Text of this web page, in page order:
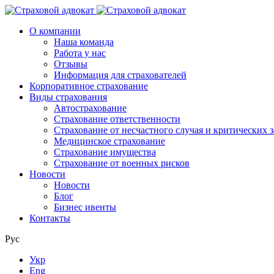
О компании
Наша команда
Работа у нас
Отзывы
Информация для страхователей
Корпоративное страхование
Виды страхования
Автострахование
Страхование ответственности
Страхование от несчастного случая и критических
Медицинское страхование
Страхование имущества
Страхование от военных рисков
Новости
Новости
Блог
Бизнес ивенты
Контакты
Рус
Укр
Eng